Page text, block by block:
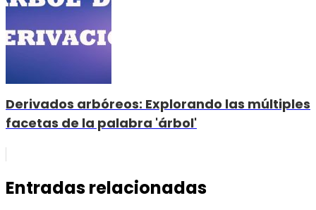
Derivados arbóreos: Explorando las múltiples
facetas de la palabra 'árbol'
Entradas relacionadas